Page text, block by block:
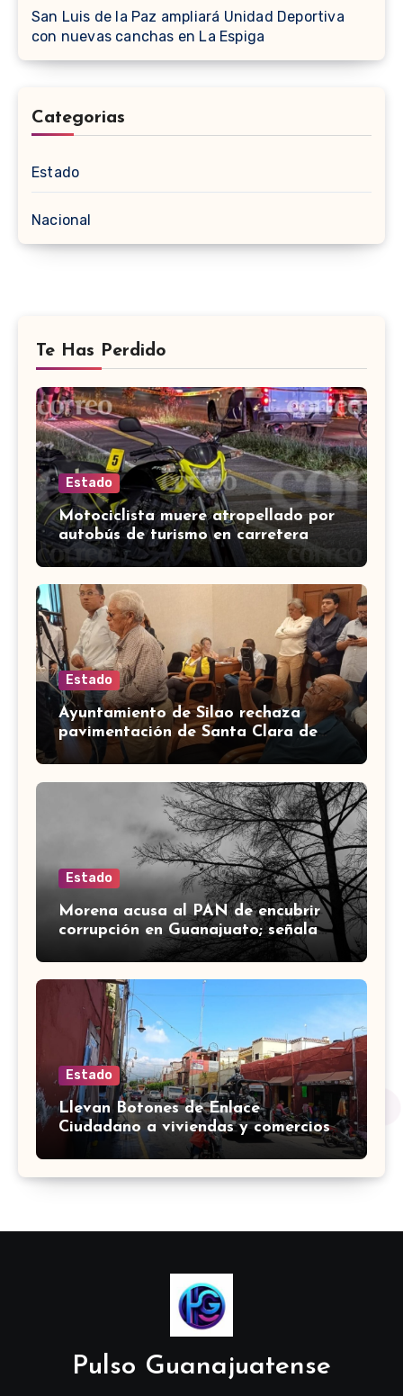
San Luis de la Paz ampliará Unidad Deportiva
con nuevas canchas en La Espiga
Categorias
Estado
Nacional
Te Has Perdido
Estado
Motociclista muere atropellado por
autobús de turismo en carretera
León-San Francisco del Rincón
Estado
Ayuntamiento de Silao rechaza
pavimentación de Santa Clara de
Marines
Estado
Morena acusa al PAN de encubrir
corrupción en Guanajuato; señala
desfalco de 107 mdp en Apaseo el
Alto
Estado
Llevan Botones de Enlace
Ciudadano a viviendas y comercios
de Yuriria
Pulso Guanajuatense